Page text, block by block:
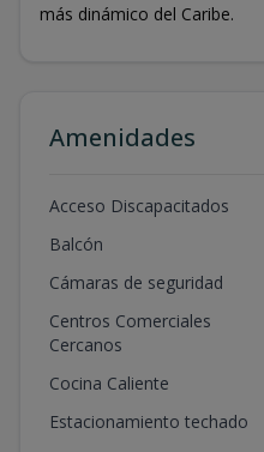
más dinámico del Caribe.
Amenidades
Acceso Discapacitados
Balcón
Cámaras de seguridad
Centros Comerciales
Cercanos
Cocina Caliente
Estacionamiento techado